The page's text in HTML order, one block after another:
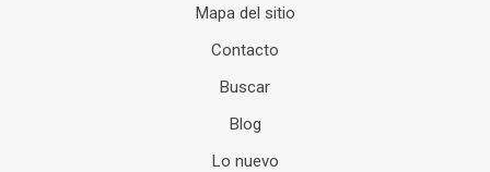
Mapa del sitio
Contacto
Buscar
Blog
Lo nuevo